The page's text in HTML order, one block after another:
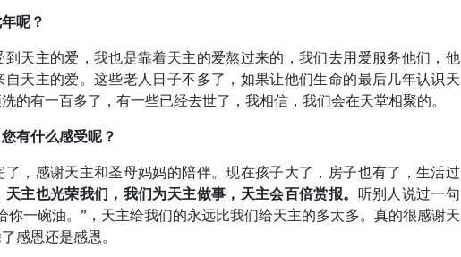
呢？
到天主的爱，我也是靠着天主的爱熬过来的，我们去用爱服务他们，他
天主的爱。这些老人日子不多了，如果让他们生命的最后几年认识天
的有一百多了，有一些已经去世了，我相信，我们会在天堂相聚的。
有什么感受呢？
了，感谢天主和圣母妈妈的陪伴。现在孩子大了，房子也有了，生活过
主也光荣我们，我们为天主做事，天主会百倍赏报。 听别人说过一句
你一碗油。”，天主给我们的永远比我们给天主的多太多。真的很感谢天
感恩还是感恩。